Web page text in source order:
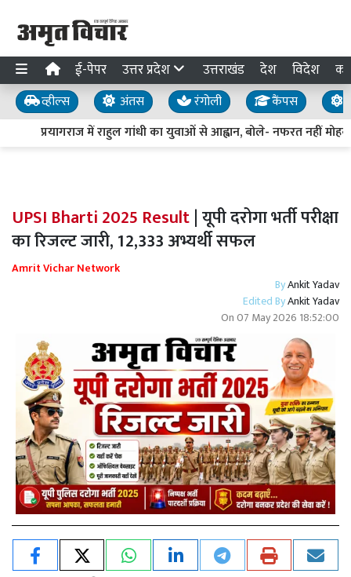
ई-पेपर उत्तर प्रदेश उत्तराखंड देश विदेश
व्हील्स अंतस रंगोली कैंपस
प्रयागराज में राहुल गांधी का युवाओं से आह्वान, बोले- नफरत नहीं
UPSI Bharti 2025 Result| यूपी दरोगा भर्ती परीक्षा
का रिजल्ट जारी, 12,333 अभ्यर्थी सफल
Amrit Vichar Network
ByAnkit Yadav
Edited ByAnkit Yadav
On07 May 2026 18:52:00